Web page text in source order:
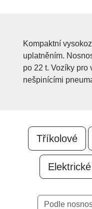
Kompaktní
uplatněním.
po 22 t. Vozíky pro
nešpinícími
Tříkolové
Elektrické
Podle